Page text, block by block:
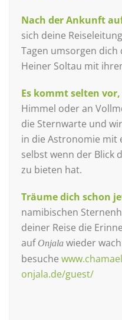
Nach der Ankunft
sich deine
Tagen umsorgen dich
Heiner Soltau mit
Es kommt selten vor,
Himmel oder an
die Sternwarte und
in die Astronomie mit
selbst wenn der Blick
zu bieten hat.
Träume dich schon
namibischen
deiner Reise die
auf Onjala wieder
besuche
onjala.de/guest/